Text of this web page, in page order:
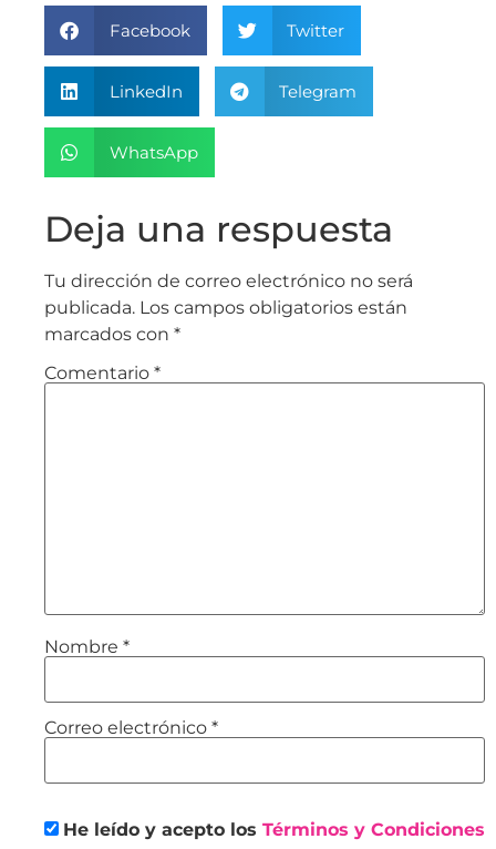
Facebook Twitter
LinkedIn Telegram
WhatsApp
Deja una respuesta
Tu dirección de correo electrónico no será
publicada. Los campos obligatorios están
marcados con *
Comentario *
Nombre *
Correo electrónico *
He leído y acepto los Términos y Condiciones